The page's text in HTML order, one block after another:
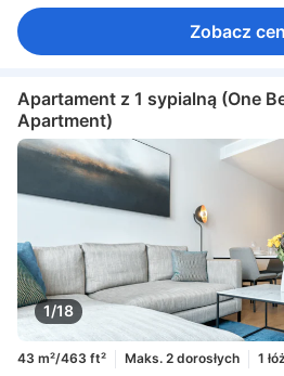
Zobacz
Apartament z 1 sypialną (One
Apartment)
1/18
43 m²/463 ft² Maks. 2 dorosłych
1